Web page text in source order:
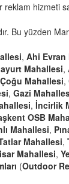
reklam hizmeti
Bu yüzden
, Ahi Evran
Mahallesi,
Çoğu Mahallesi,
, Gazi
, İncirlik
OSB
Mahallesi,
Mahallesi,
Mahallesi,
(Outdoor